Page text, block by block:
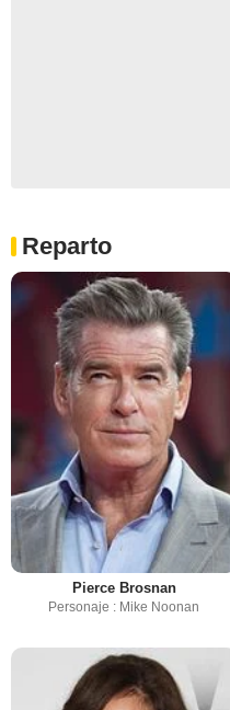
Reparto
Pierce Brosnan
Personaje : Mike Noonan